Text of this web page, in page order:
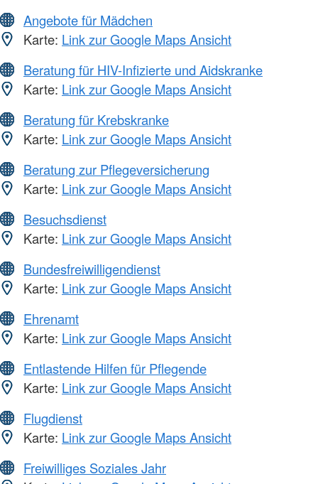
Angebote für Mädchen
Karte: Link zur Google Maps Ansicht
Beratung für HIV-Infizierte und Aidskranke
Karte: Link zur Google Maps Ansicht
Beratung für Krebskranke
Karte: Link zur Google Maps Ansicht
Beratung zur Pflegeversicherung
Karte: Link zur Google Maps Ansicht
Besuchsdienst
Karte: Link zur Google Maps Ansicht
Bundesfreiwilligendienst
Karte: Link zur Google Maps Ansicht
Ehrenamt
Karte: Link zur Google Maps Ansicht
Entlastende Hilfen für Pflegende
Karte: Link zur Google Maps Ansicht
Flugdienst
Karte: Link zur Google Maps Ansicht
Freiwilliges Soziales Jahr